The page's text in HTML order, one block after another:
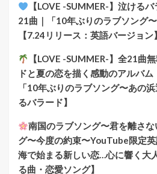
【LOVE -SUMMER-】泣ける
21曲｜「10年ぶりのラブソング
【7.24リリース：英語バージョン】
【LOVE -SUMMER-】全21曲
ドと夏の恋を描く感動のアルバム
「10年ぶりのラブソング〜あの
るバラード】
南国のラブソング〜君を離さ
グ〜今度の約束〜YouTube限定
海で始まる新しい恋…心に響く大
る曲・恋愛ソング】